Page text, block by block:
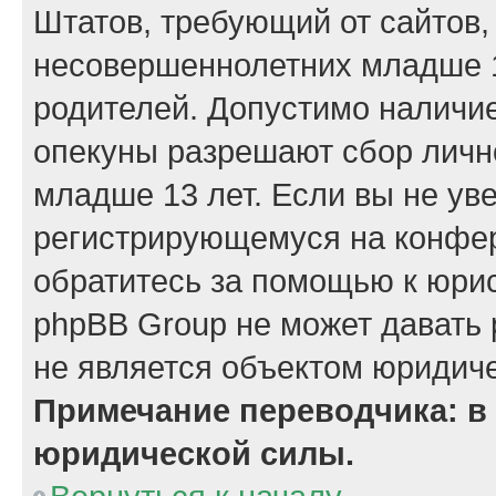
Штатов, требующий от
несовершеннолетних младше
родителей. Допустимо
опекуны разрешают сбор
младше 13 лет. Если вы не
регистрирующемуся на
обратитесь за помощью к
phpBB Group не может
не является объектом
Примечание переводчика:
юридической силы.